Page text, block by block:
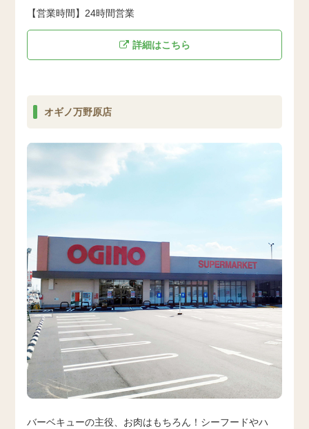
【営業時間】24時間営業
詳細はこちら
オギノ万野原店
バーベキューの主役、お肉はもちろん！シーフードやハ